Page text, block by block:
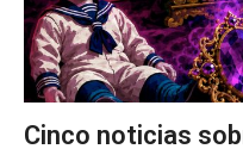
Cinco noticias